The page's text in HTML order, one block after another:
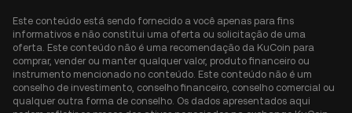
Este conteúdo está sendo fornecido a você apenas para fins
informativos e não constitui uma oferta ou solicitação de uma
oferta. Este conteúdo não é uma recomendação da KuCoin para
comprar, vender ou manter qualquer valor, produto financeiro ou
instrumento mencionado no conteúdo. Este conteúdo não é um
conselho de investimento, conselho financeiro, conselho comercial ou
qualquer outra forma de conselho. Os dados apresentados aqui